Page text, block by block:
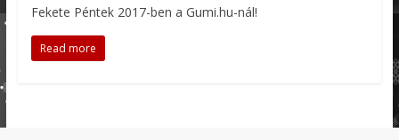
Fekete Péntek 2017-ben a Gumi.hu-nál!
Read more